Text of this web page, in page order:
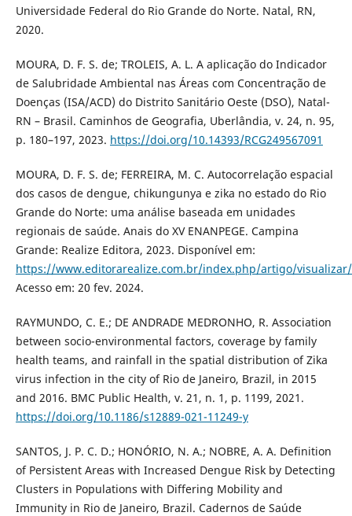
Universidade Federal do Rio Grande do Norte. Natal, RN,
2020.
MOURA, D. F. S. de; TROLEIS, A. L. A aplicação do Indicador
de Salubridade Ambiental nas Áreas com Concentração de
Doenças (ISA/ACD) do Distrito Sanitário Oeste (DSO), Natal-
RN – Brasil. Caminhos de Geografia, Uberlândia, v. 24, n. 95,
p. 180–197, 2023. https://doi.org/10.14393/RCG249567091
MOURA, D. F. S. de; FERREIRA, M. C. Autocorrelação espacial
dos casos de dengue, chikungunya e zika no estado do Rio
Grande do Norte: uma análise baseada em unidades
regionais de saúde. Anais do XV ENANPEGE. Campina
Grande: Realize Editora, 2023. Disponível em:
https://www.editorarealize.com.br/index.php/artigo/
Acesso em: 20 fev. 2024.
RAYMUNDO, C. E.; DE ANDRADE MEDRONHO, R. Association
between socio-environmental factors, coverage by family
health teams, and rainfall in the spatial distribution of Zika
virus infection in the city of Rio de Janeiro, Brazil, in 2015
and 2016. BMC Public Health, v. 21, n. 1, p. 1199, 2021.
https://doi.org/10.1186/s12889-021-11249-y
SANTOS, J. P. C. D.; HONÓRIO, N. A.; NOBRE, A. A. Definition
of Persistent Areas with Increased Dengue Risk by Detecting
Clusters in Populations with Differing Mobility and
Immunity in Rio de Janeiro, Brazil. Cadernos de Saúde